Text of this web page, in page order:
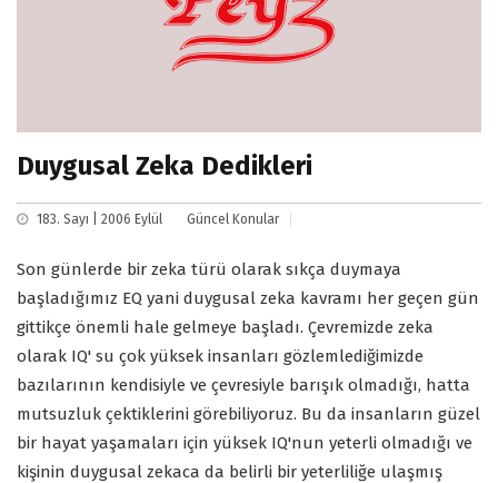
Duygusal Zeka Dedikleri
183. Sayı | 2006 Eylül Güncel Konular
Son günlerde bir zeka türü olarak sıkça duymaya
başladığımız EQ yani duygusal zeka kavramı her geçen gün
gittikçe önemli hale gelmeye başladı. Çevremizde zeka
olarak IQ' su çok yüksek insanları gözlemlediğimizde
bazılarının kendisiyle ve çevresiyle barışık olmadığı, hatta
mutsuzluk çektiklerini görebiliyoruz. Bu da insanların güzel
bir hayat yaşamaları için yüksek IQ'nun yeterli olmadığı ve
kişinin duygusal zekaca da belirli bir yeterliliğe ulaşmış